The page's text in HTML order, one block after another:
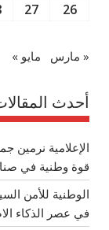
26
27
« مارس مايو »
أحدث
الإعلامية نرمين
قوة وطنية في
الوطنية للأمن
في عصر الذكاء